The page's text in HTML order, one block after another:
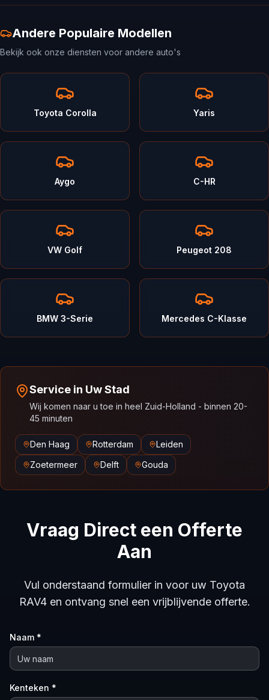
Andere Populaire Modellen
Bekijk ook onze diensten voor andere auto's
Toyota Corolla Yaris
Aygo C-HR
VW Golf Peugeot 208
BMW 3-Serie Mercedes C-Klasse
Service in Uw Stad
Wij komen naar u toe in heel Zuid-Holland - binnen 20-
45 minuten
Den Haag Rotterdam
Leiden
Zoetermeer
Delft Gouda
Vraag Direct een Offerte
Aan
Vul onderstaand formulier in voor uw Toyota
RAV4 en ontvang snel een vrijblijvende offerte.
Naam *
Kenteken *